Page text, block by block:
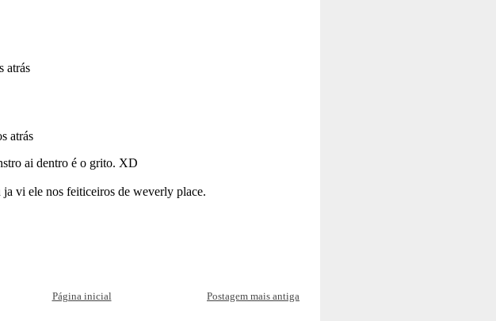
Postagem mais antiga
Página inicial